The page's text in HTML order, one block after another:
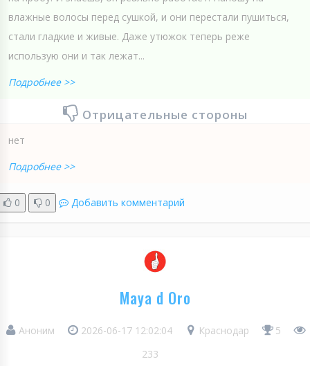
влажные волосы перед сушкой, и они перестали пушиться,
стали гладкие и живые. Даже утюжок теперь реже
использую они и так лежат...
Подробнее >>
Отрицательные стороны
нет
Подробнее >>
0 0 Добавить комментарий
Maya d Oro
Аноним 2026-06-17 12:02:04 Краснодар
5
233